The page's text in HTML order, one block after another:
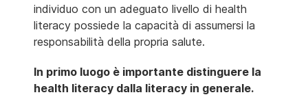
individuo con un adeguato livello di health
literacy possiede la capacità di assumersi la
responsabilità della propria salute.
In primo luogo è importante distinguere la
health literacy dalla literacy in generale.